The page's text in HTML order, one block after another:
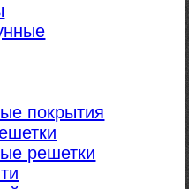
покрытия
решетки